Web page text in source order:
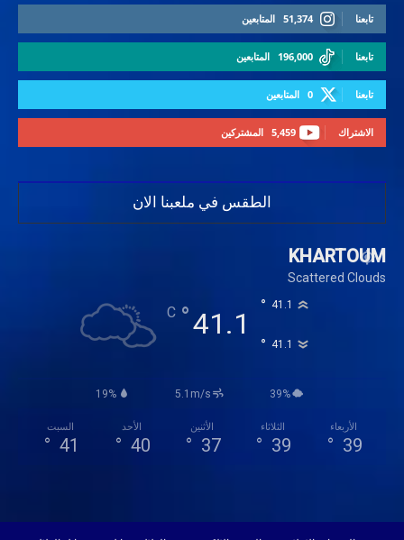
51,374 المتابعين تابعنا
196,000 المتابعين تابعنا
0 المتابعين تابعنا
5,459 المشتركين الاشتراك
الطقس في ملعبنا الان
KHARTOUM
Scattered Clouds
41.1
°
C 41.1
°
41.1
°
19% 5.1m/s 39%
السبت
41
°
الأحد
40
°
الأثنين
37
°
الثلاثاء
39
°
الأربعاء
39
°